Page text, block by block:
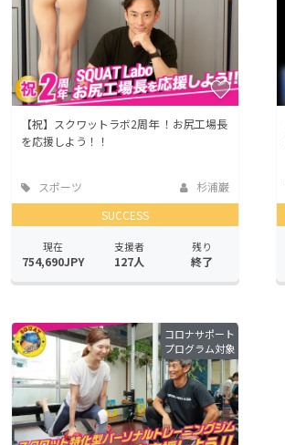
【祝】スクワットラボ2周年 ！お尻工場長
を応援しよう！！
スポーツ
杉浦巌
SUCCESS
現在
754,690JPY
支援者
127人
残り
終了
コロナサポート
プログラム対象